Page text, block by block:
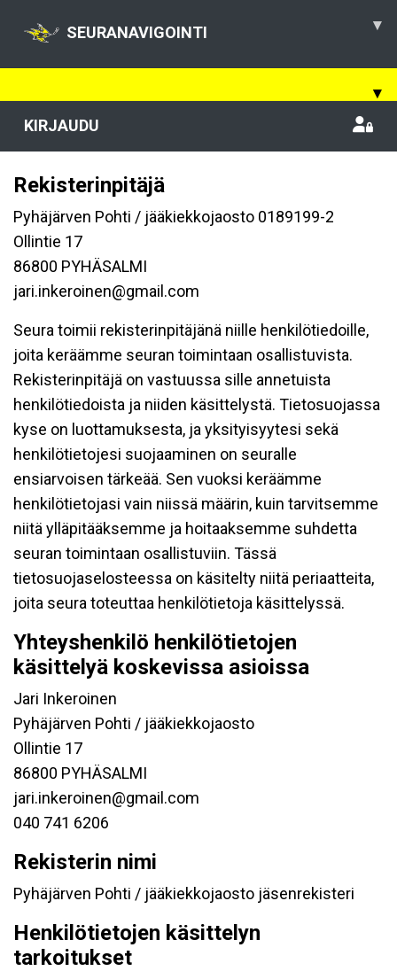
SEURANAVIGOINTI ▾
▾
KIRJAUDU
Rekisterinpitäjä
Pyhäjärven Pohti / jääkiekkojaosto 0189199-2
Ollintie 17
86800 PYHÄSALMI
jari.inkeroinen@gmail.com
Seura toimii rekisterinpitäjänä niille henkilötiedoille,
joita keräämme seuran toimintaan osallistuvista.
Rekisterinpitäjä on vastuussa sille annetuista
henkilötiedoista ja niiden käsittelystä. Tietosuojassa
kyse on luottamuksesta, ja yksityisyytesi sekä
henkilötietojesi suojaaminen on seuralle
ensiarvoisen tärkeää. Sen vuoksi keräämme
henkilötietojasi vain niissä määrin, kuin tarvitsemme
niitä ylläpitääksemme ja hoitaaksemme suhdetta
seuran toimintaan osallistuviin. Tässä
tietosuojaselosteessa on käsitelty niitä periaatteita,
joita seura toteuttaa henkilötietoja käsittelyssä.
Yhteyshenkilö henkilötietojen
käsittelyä koskevissa asioissa
Jari Inkeroinen
Pyhäjärven Pohti / jääkiekkojaosto
Ollintie 17
86800 PYHÄSALMI
jari.inkeroinen@gmail.com
040 741 6206
Rekisterin nimi
Pyhäjärven Pohti / jääkiekkojaosto jäsenrekisteri
Henkilötietojen käsittelyn
tarkoitukset